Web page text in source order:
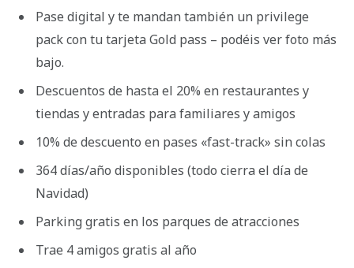
Pase digital y te mandan también un privilege
pack con tu tarjeta Gold pass – podéis ver foto más
bajo.
Descuentos de hasta el 20% en restaurantes y
tiendas y entradas para familiares y amigos
10% de descuento en pases «fast-track» sin colas
364 días/año disponibles (todo cierra el día de
Navidad)
Parking gratis en los parques de atracciones
Trae 4 amigos gratis al año